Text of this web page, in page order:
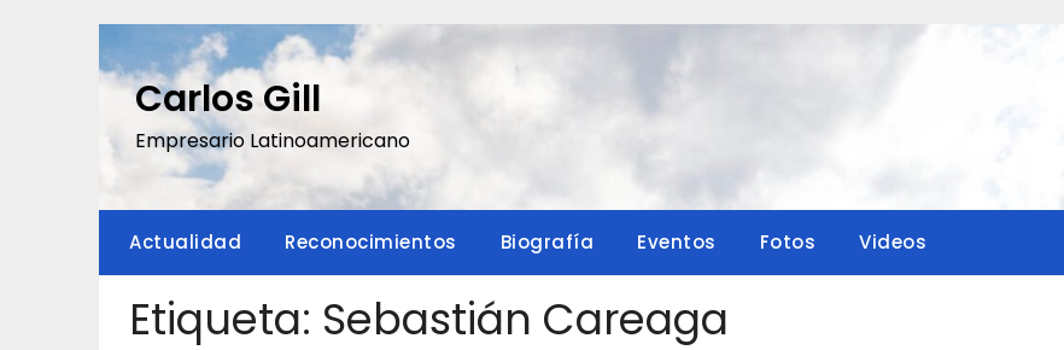
Carlos Gill
Empresario Latinoamericano
Actualidad Reconocimientos Biografía Eventos Fotos Videos
Etiqueta: Sebastián Careaga